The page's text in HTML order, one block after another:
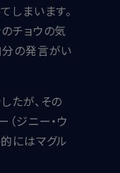
しまいます。
チョウの気
分の発言がい
たが、その
（ジニー・ウ
にはマグル